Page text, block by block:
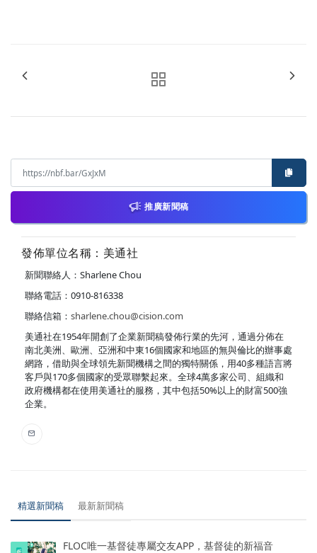
推廣新聞稿
發佈單位名稱：美通社
新聞聯絡人：Sharlene Chou
聯絡電話：0910-816338
聯絡信箱： sharlene.chou@cision.com
美通社在1954年開創了企業新聞稿發佈行業的先河，通過分佈在
南北美洲、歐洲、亞洲和中東16個國家和地區的無與倫比的辦事處
網路，借助與全球領先新聞機構之間的獨特關係，用40多種語言將
客戶與170多個國家的受眾聯繫起來。全球4萬多家公司、組織和
政府機構都在使用美通社的服務，其中包括50%以上的財富500強
企業。
精選新聞稿 最新新聞稿
FLOC唯一基督徒專屬交友APP，基督徒的新福音